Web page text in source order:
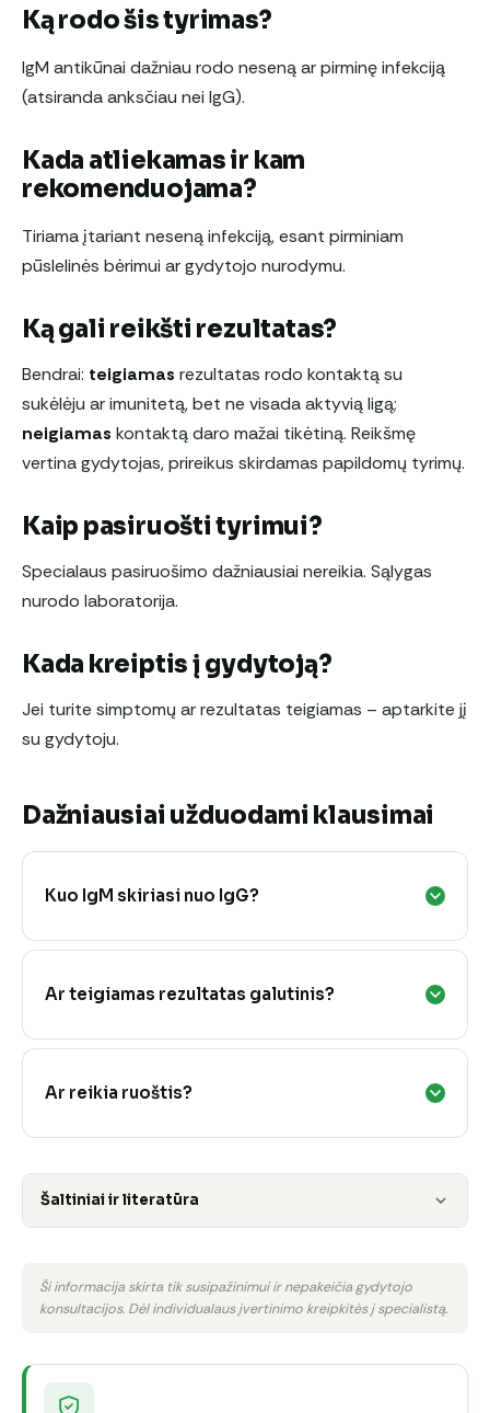
Ką rodo šis tyrimas?
IgM antikūnai dažniau rodo neseną ar pirminę infekciją
(atsiranda anksčiau nei IgG).
Kada atliekamas ir kam
rekomenduojama?
Tiriama įtariant neseną infekciją, esant pirminiam
pūslelinės bėrimui ar gydytojo nurodymu.
Ką gali reikšti rezultatas?
Bendrai: teigiamas rezultatas rodo kontaktą su
sukėlėju ar imunitetą, bet ne visada aktyvią ligą;
neigiamas kontaktą daro mažai tikėtiną. Reikšmę
vertina gydytojas, prireikus skirdamas papildomų tyrimų.
Kaip pasiruošti tyrimui?
Specialaus pasiruošimo dažniausiai nereikia. Sąlygas
nurodo laboratorija.
Kada kreiptis į gydytoją?
Jei turite simptomų ar rezultatas teigiamas – aptarkite jį
su gydytoju.
Dažniausiai užduodami klausimai
Kuo IgM skiriasi nuo IgG?
Ar teigiamas rezultatas galutinis?
Ar reikia ruoštis?
Šaltiniai ir literatūra
Ši informacija skirta tik susipažinimui ir nepakeičia gydytojo
konsultacijos. Dėl individualaus įvertinimo kreipkitės į specialistą.